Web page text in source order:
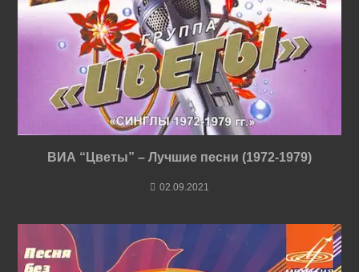
ВИА “Цветы” – Лучшие песни (1972-1979)
02.09.2021